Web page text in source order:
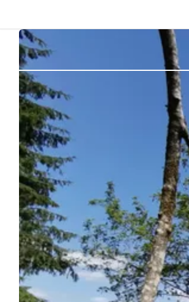
Accedi
Registro
Diventare Host
Piazzole
Alloggi
Pianificazione viaggio
Chiedi a Howdy